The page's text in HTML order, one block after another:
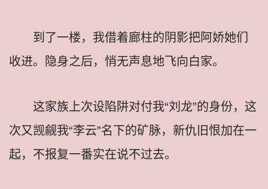
到了一楼，我借着廊柱的阴影把阿娇她们
收进。隐身之后，悄无声息地飞向白家。
这家族上次设陷阱对付我“刘龙”的身份，这
次又觊觎我“李云”名下的矿脉，新仇旧恨加在一
起，不报复一番实在说不过去。